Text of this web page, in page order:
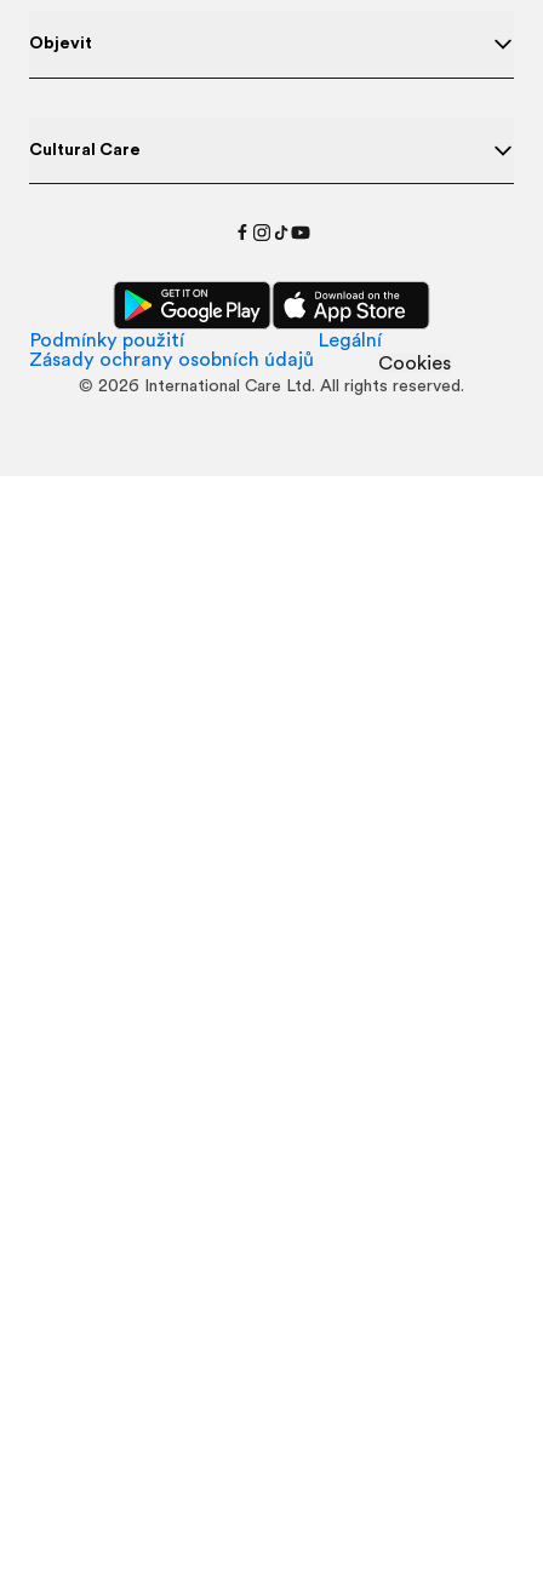
Objevit
Cultural Care
Podmínky použití
Legální
Zásady ochrany osobních údajů
Cookies
© 2026 International Care Ltd. All rights reserved.